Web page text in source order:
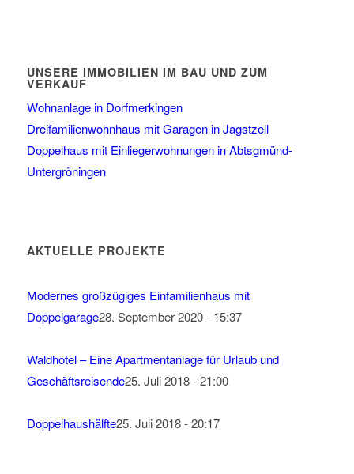
UNSERE IMMOBILIEN IM BAU UND ZUM
VERKAUF
Wohnanlage in Dorfmerkingen
Dreifamilienwohnhaus mit Garagen in Jagstzell
Doppelhaus mit Einliegerwohnungen in Abtsgmünd-
Untergröningen
AKTUELLE PROJEKTE
Modernes großzügiges Einfamilienhaus mit
Doppelgarage28. September 2020 - 15:37
Waldhotel – Eine Apartmentanlage für Urlaub und
Geschäftsreisende25. Juli 2018 - 21:00
Doppelhaushälfte25. Juli 2018 - 20:17